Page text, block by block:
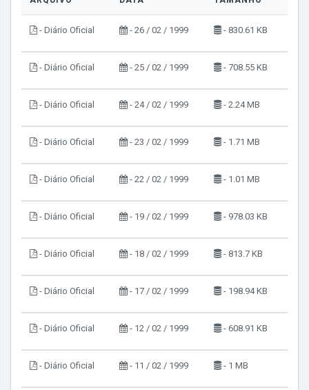
- Diário Oficial - 26 / 02 / 1999 - 830.61 KB
- Diário Oficial - 25 / 02 / 1999 - 708.55 KB
- Diário Oficial - 24 / 02 / 1999 - 2.24 MB
- Diário Oficial - 23 / 02 / 1999 - 1.71 MB
- Diário Oficial - 22 / 02 / 1999 - 1.01 MB
- Diário Oficial - 19 / 02 / 1999 - 978.03 KB
- Diário Oficial - 18 / 02 / 1999 - 813.7 KB
- Diário Oficial - 17 / 02 / 1999 - 198.94 KB
- Diário Oficial - 12 / 02 / 1999 - 608.91 KB
- Diário Oficial - 11 / 02 / 1999 - 1 MB